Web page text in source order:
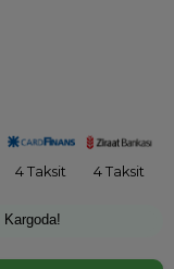
4 Taksit 4 Taksit
Kargoda!